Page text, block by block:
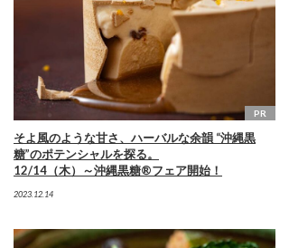
PR
そよ風のような甘さ、ハーバルな余韻 “沖縄黒
糖”のポテンシャルを探る。
12/14（木）～沖縄黒糖®フェア開始！
2023.12.14